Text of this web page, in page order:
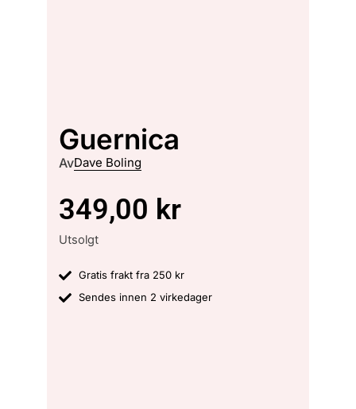
Guernica
AvDave Boling
349,00 kr
Utsolgt
Gratis frakt fra 250 kr
Sendes innen 2 virkedager